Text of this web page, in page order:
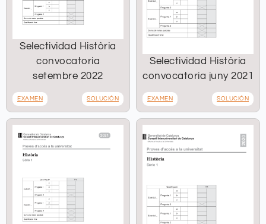
Selectividad Història
convocatoria
setembre 2022
EXAMEN SOLUCIÓN
Selectividad Història
convocatoria juny 2021
EXAMEN SOLUCIÓN